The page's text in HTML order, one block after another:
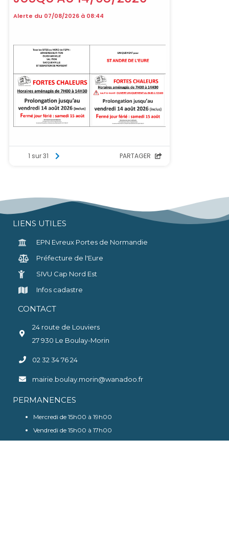
LIENS UTILES
EPN Evreux Portes de Normandie
Préfecture de l'Eure
SIVU Cap Nord Est
Infos cadastre
CONTACT
24 route de Louviers
27 930 Le Boulay-Morin
02 32 34 76 24
mairie.boulay.morin@wanadoo.fr
PERMANENCES
Mercredi de 15h00 à 19h00
Vendredi de 15h00 à 17h00